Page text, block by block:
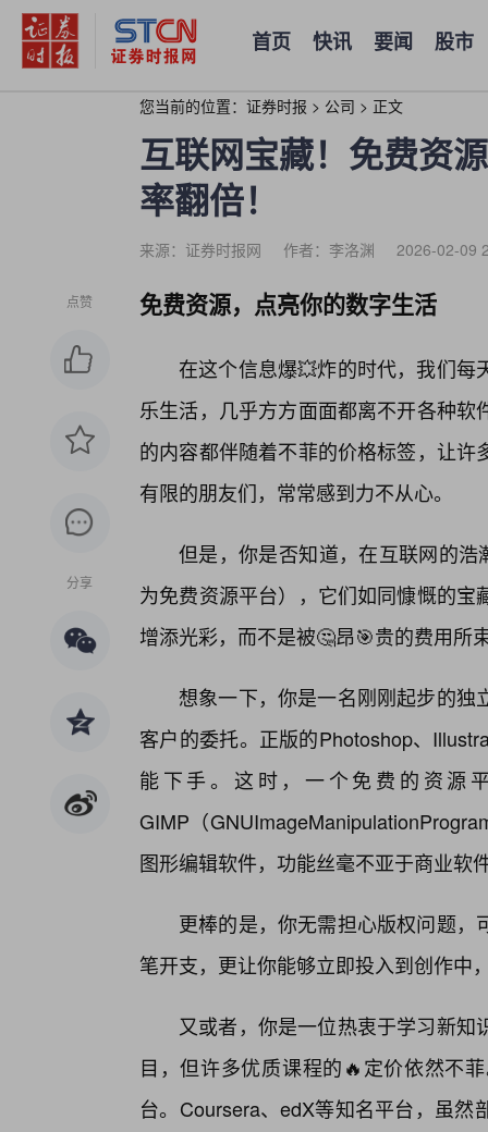
首页 快讯 要闻 股市
您当前的位置： 证券时报 > 公司 > 正文
互联网宝藏！免费资
率翻倍！
来源：证券时报网 作者：李洛渊 2026-02-09
点赞
分享
免费资源，点亮你的数字生活
在这个信息爆💥炸的时代，我们每
乐生活，几乎方方面面都离不开各种
的内容都伴随着不菲的价格标签，让
有限的朋友们，常常感到力不从心。
但是，你是否知道，在互联网的浩
为免费资源平台），它们如同慷慨的
增添光彩，而不是被🤔昂🎯贵的费用所
想象一下，你是一名刚刚起步的独
客户的委托。正版的Photoshop、
能下手。这时，一个免费的资源
GIMP（
图形编辑软件，功能丝毫不亚于商业软
更棒的是，你无需担心版权问题
笔开支，更让你能够立即投入到创作中
又或者，你是一位热衷于学习新
目，但许多优质课程的🔥定价依然不
台。Coursera、edX等知名平台，虽